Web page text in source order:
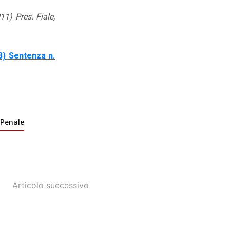
Pres. Fiale,
Sentenza n.
Penale
Articolo successivo